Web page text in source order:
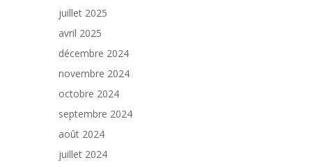
juillet 2025
avril 2025
décembre 2024
novembre 2024
octobre 2024
septembre 2024
août 2024
juillet 2024